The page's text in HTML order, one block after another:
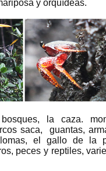
y orquídeas.
la caza.
saca, guantas,
el gallo de la
peces y reptiles,